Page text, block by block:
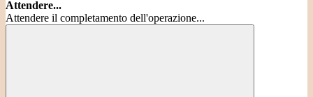
Attendere...
Attendere il completamento dell'operazione...